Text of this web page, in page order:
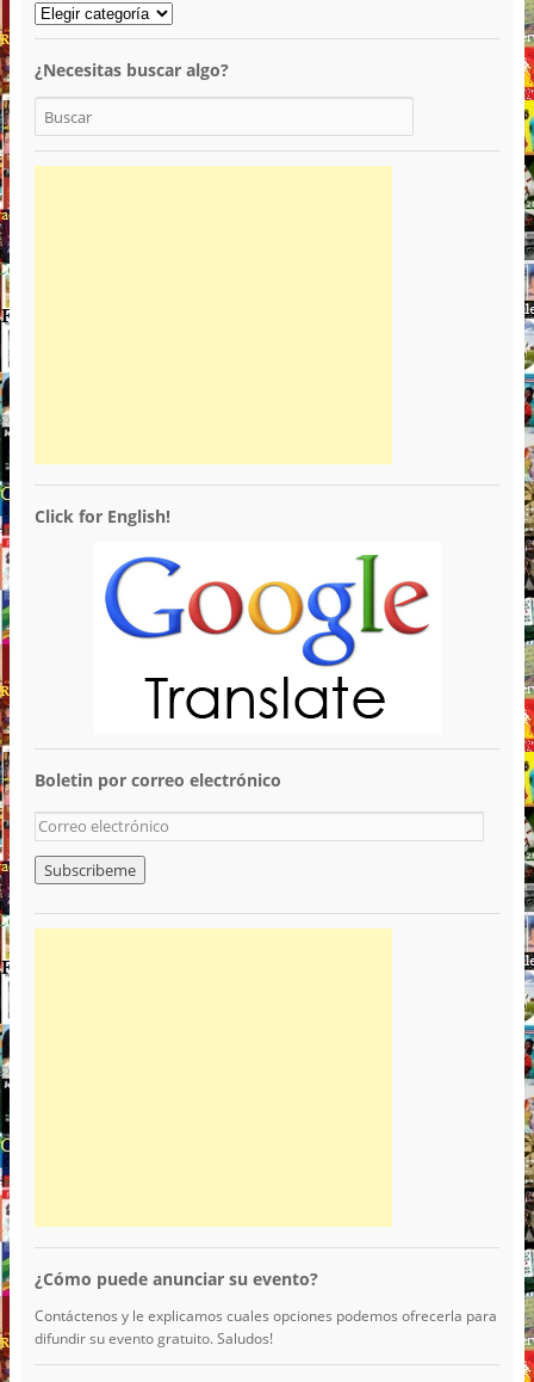
¿Necesitas buscar algo?
Click for English!
Boletin por correo electrónico
¿Cómo puede anunciar su evento?
Contáctenos y le explicamos cuales opciones podemos ofrecerla para
difundir su evento gratuito. Saludos!